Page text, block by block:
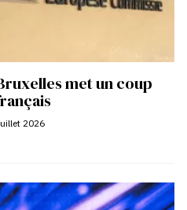
met un coup
2026